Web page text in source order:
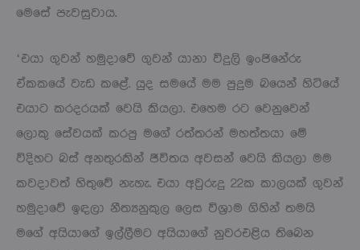
මෙසේ පැවසුවාය.
‘එයා ගුවන් හමුදාවේ ගුවන් යානා විදුලි ඉංජිනේරු
ඒකකයේ වැඩ කළේ. යුද සමයේ මම පුදුම බයෙන් හිටියේ
එයාට කරදරයක් වෙයි කියලා. එහෙම රට වෙනුවෙන්
ලොකු සේවයක් කරපු මගේ රත්තරන් මහත්තයා මේ
විදිහට බස් අනතුරකින් ජීවිතය අවසන් වෙයි කියලා මම
කවදාවත් හිතුවේ නැහැ. එයා අවුරුදු 22ක කාලයක් ගුවන්
හමුදාවේ ඉඳලා නීත්‍යනුකුල ලෙස විශ්‍රාම ගිහින් තමයි
මගේ අයියාගේ ඉල්ලීමට අයියාගේ නුවරඑළිය තිබෙන